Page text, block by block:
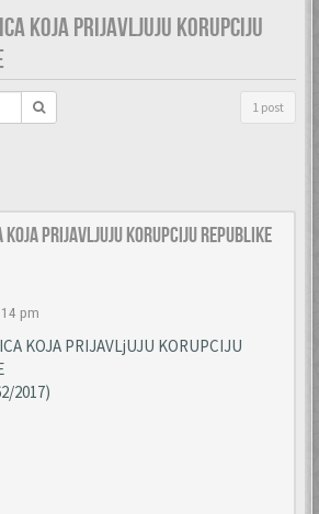
KOJA PRIJAVLJUJU KORUPCIJU
1 post
koja prijavljuju korupciju Republike
pm
KOJA PRIJAVLjUJU KORUPCIJU
2017)